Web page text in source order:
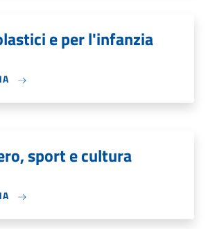
e per l'infanzia
sport e cultura